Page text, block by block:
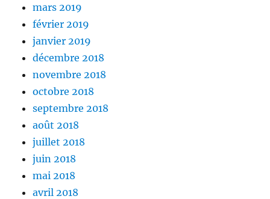
mars 2019
février 2019
janvier 2019
décembre 2018
novembre 2018
octobre 2018
septembre 2018
août 2018
juillet 2018
juin 2018
mai 2018
avril 2018